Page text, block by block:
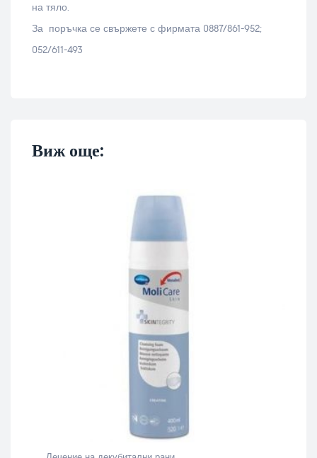
на тяло.
За поръчка се свържете с фирмата 0887/861-952;
052/611-493
Виж още: